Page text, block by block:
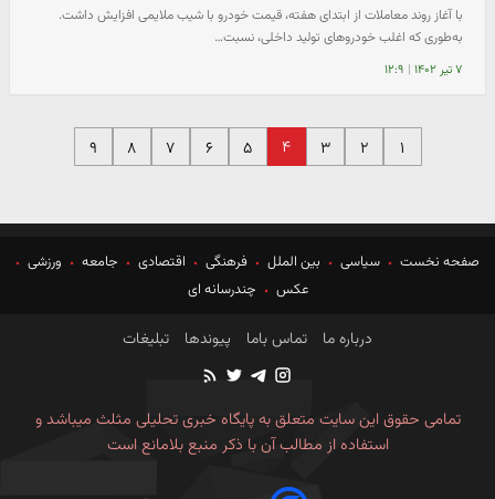
با آغاز روند معاملات از ابتدای هفته، قیمت خودرو با شیب ملایمی افزایش داشت.
به‌طوری که اغلب خودروهای تولید داخلی، نسبت…
۷ تیر ۱۴۰۲ | ۱۲:۹
۱ ۲ ۳ ۴ ۵ ۶ ۷ ۸ ۹
صفحه نخست سیاسی بین الملل فرهنگی اقتصادی جامعه
ورزشی
عکس
چندرسانه ای
درباره ما تماس باما پیوندها تبلیغات
تمامی حقوق این سایت متعلق به پایگاه خبری تحلیلی مثلث میباشد و
استفاده از مطالب آن با ذکر منبع بلامانع است